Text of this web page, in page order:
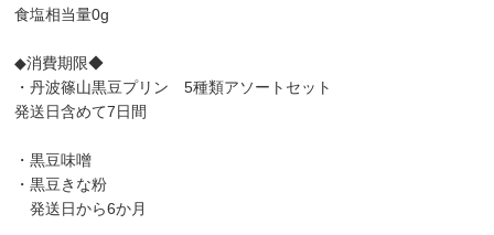
食塩相当量0g
◆消費期限◆
・丹波篠山黒豆プリン 5種類アソートセット
発送日含めて7日間
・黒豆味噌
・黒豆きな粉
発送日から6か月